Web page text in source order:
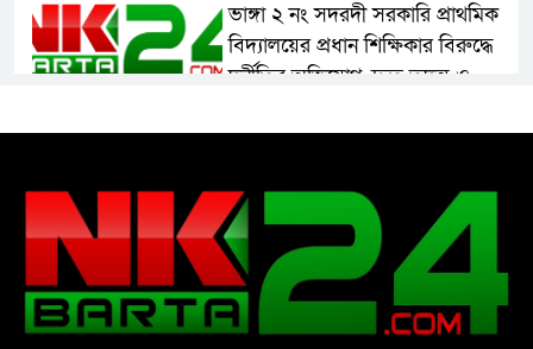
ভাঙ্গা ২ নং সদরদী সরকারি প্রাথমিক
বিদ্যালয়ের প্রধান শিক্ষিকার বিরুদ্ধে
দুর্নীতির অভিযোগ, দ্রুত তদন্ত ও
সেলিম
নোয়াখালীতে ইসলামী মহা-সমাবেশ
সফল করতে মতবিনিময় সভা